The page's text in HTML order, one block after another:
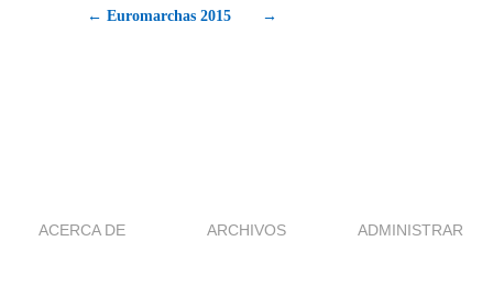
← Euromarchas 2015 →
ACERCA DE ARCHIVOS ADMINISTRAR